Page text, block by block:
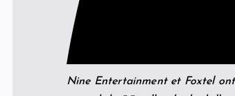
Nine Entertainment et Foxtel